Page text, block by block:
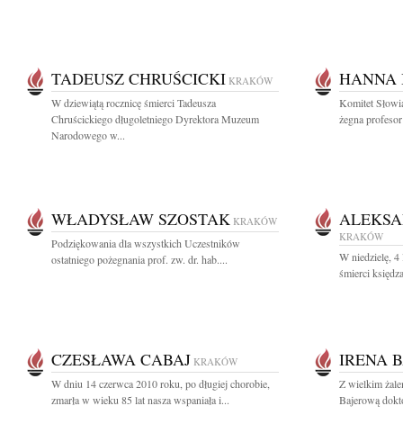
TADEUSZ CHRUŚCICKI KRAKÓW
W dziewiątą rocznicę śmierci Tadeusza
Chruścickiego długoletniego Dyrektora Muzeum
Narodowego w...
HANNA
Komitet
żegna
WŁADYSŁAW SZOSTAK KRAKÓW
Podziękowania dla wszystkich Uczestników
ostatniego pożegnania prof. zw. dr. hab....
KRAKÓW
W niedzielę,
śmierci
CZESŁAWA CABAJ KRAKÓW
W dniu 14 czerwca 2010 roku, po długiej chorobie,
zmarła w wieku 85 lat nasza wspaniała i...
IRENA
Z wielkim
Bajerową